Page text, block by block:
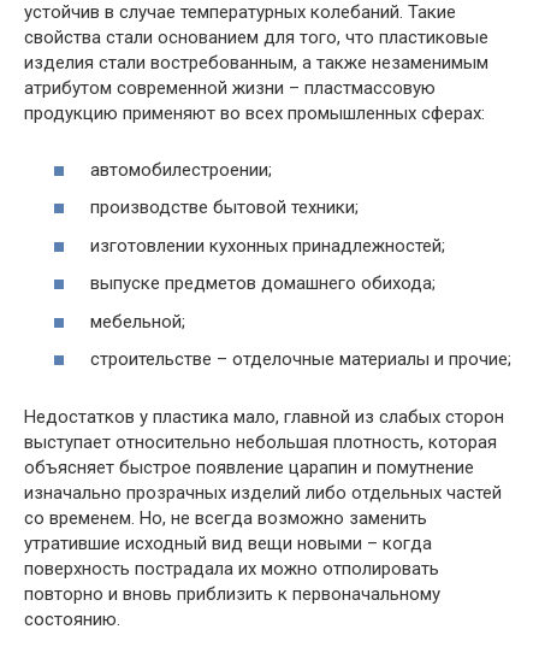
устойчив в случае температурных колебаний. Такие
свойства стали основанием для того, что пластиковые
изделия стали востребованным, а также незаменимым
атрибутом современной жизни – пластмассовую
продукцию применяют во всех промышленных сферах:
автомобилестроении;
производстве бытовой техники;
изготовлении кухонных принадлежностей;
выпуске предметов домашнего обихода;
мебельной;
строительстве – отделочные материалы и прочие;
Недостатков у пластика мало, главной из слабых сторон
выступает относительно небольшая плотность, которая
объясняет быстрое появление царапин и помутнение
изначально прозрачных изделий либо отдельных частей
со временем. Но, не всегда возможно заменить
утратившие исходный вид вещи новыми – когда
поверхность пострадала их можно отполировать
повторно и вновь приблизить к первоначальному
состоянию.